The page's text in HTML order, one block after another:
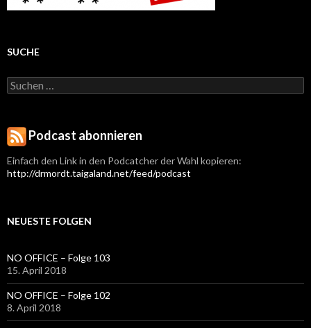
SUCHE
Suchen
nach:
Podcast abonnieren
Einfach den Link in den Podcatcher der Wahl kopieren:
http://drmordt.taigaland.net/feed/podcast
NEUESTE FOLGEN
NO OFFICE – Folge 103
15. April 2018
NO OFFICE – Folge 102
8. April 2018